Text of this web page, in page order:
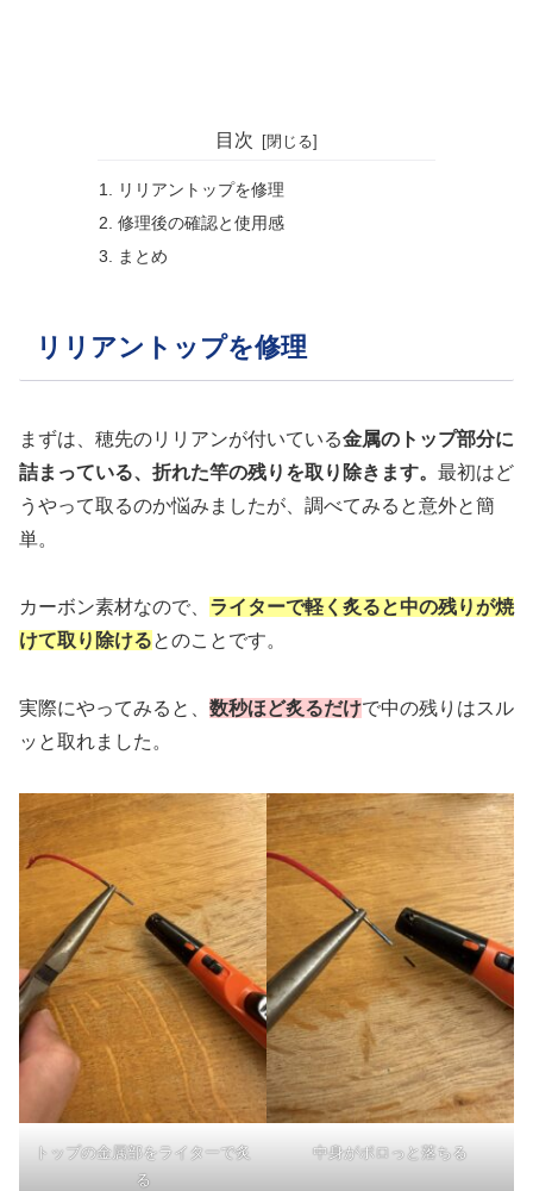
目次
リリアントップを修理
修理後の確認と使用感
まとめ
リリアントップを修理
まずは、穂先のリリアンが付いている金属のトップ部分に
詰まっている、折れた竿の残りを取り除きます。 最初はど
うやって取るのか悩みましたが、調べてみると意外と簡
単。
カーボン素材なので、 ライターで軽く炙ると中の残りが焼
けて取り除けるとのことです。
実際にやってみると、 数秒ほど炙るだけで中の残りはスル
ッと取れました。
トップの金属部をライターで炙
る
中身がポロっと落ちる